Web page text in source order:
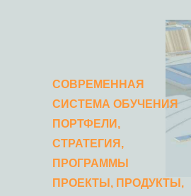
СОВРЕМЕННАЯ
СИСТЕМА ОБУЧЕНИЯ
ПОРТФЕЛИ,
СТРАТЕГИЯ,
ПРОГРАММЫ
ПРОЕКТЫ, ПРОДУКТЫ,